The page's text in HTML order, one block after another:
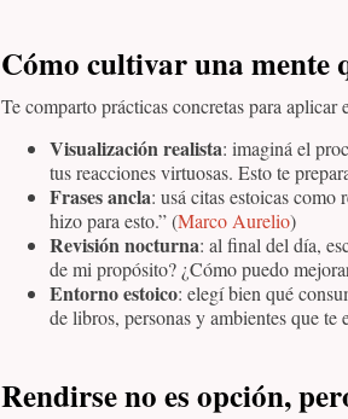
Cómo cultivar una mente
Te comparto prácticas concretas para aplicar
Visualización realista: imaginá el
tus reacciones virtuosas. Esto te
Frases ancla: usá citas estoicas
hizo para esto.” (Marco Aurelio)
Revisión nocturna: al final del día,
de mi propósito? ¿Cómo puedo
Entorno estoico: elegí bien qué
de libros, personas y ambientes que te
Rendirse no es opción,